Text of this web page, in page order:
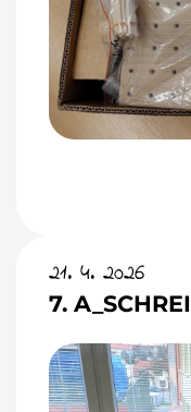
21. 4. 2026
7.